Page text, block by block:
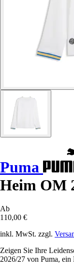
Puma
Heim OM
Ab
110,00 €
inkl. MwSt. zzgl.
Zeigen Sie Ihre
2026/27 von Puma,